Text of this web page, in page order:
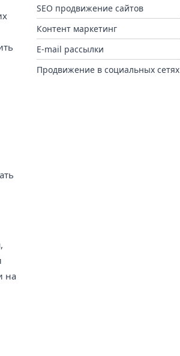
на
SEO продвижение сайтов
Контент маркетинг
E-mail рассылки
Продвижение в социальных сетях